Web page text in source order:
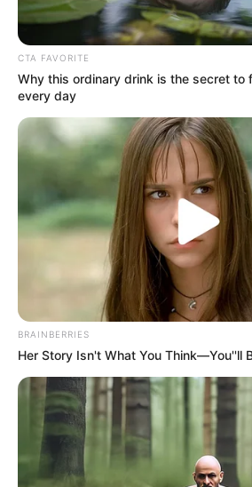
ΣΠΑΜΕ ΤΟ ΜΑΤΡΙΞ – ΤΟ ΒΙΒΛΙΟ
CTA FAVORITE
Why this ordinary drink is the secret to
every day
BRAINBERRIES
Her Story Isn't What You Think—You''ll